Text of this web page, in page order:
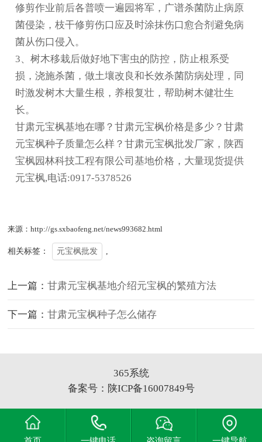
修剪作业前后各普喷一遍园将军，广谱杀菌防止病原
菌侵染，枝干修剪伤口应及时涂抹伤口愈合剂避免病
菌从伤口侵入。
3、树木移栽后做好地下害虫的防控，防止根系受
损，浇施杀菌，做土壤改良和长效杀菌防病处理，同
时激发树木大量生根，养根复壮，帮助树木健壮生
长。
甘肃元宝枫基地在哪？甘肃元宝枫价格是多少？甘肃
元宝枫种子质量怎么样？甘肃元宝枫批发厂家，陕西
宝枫园林科技工程有限公司基地价格，大量现货提供
元宝枫,电话:0917-5378526
来源：http://gs.sxbaofeng.net/news993682.html
相关标签： 元宝枫批发
上一篇：甘肃元宝枫基地介绍元宝枫的繁殖方法
下一篇：甘肃元宝枫种子怎么储存
365系统
备案号： 陕ICP备16007849号